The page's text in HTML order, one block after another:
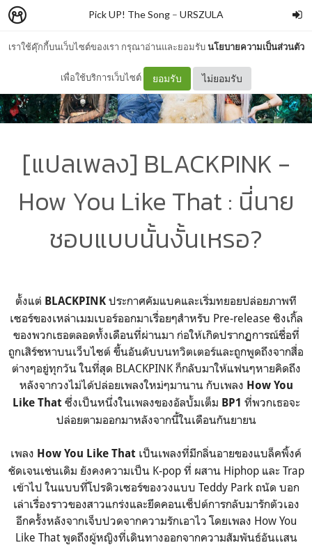
เราใช้คุ๊กกี้บนเว็บไซต์ของเรา กรุณาอ่านและยอมรับนโยบายความเป็นส่วนตัว
เพื่อใช้บริการเว็บไซต์ ยอมรับ ไม่ยอมรับ
Pick UP! The Song – URSZULA
[แปลเพลง] BLACKPINK -
How You Like That : นี่นาย
ชอบแบบนั้นงั้นเหรอ?
ตั้งแต่ BLACKPINK ประกาศคัมแบคและเริ่มทยอยปล่อยภาพที
เซอร์ของเหล่าเมมเบอร์ออกมาเรื่อยๆสำหรับ Pre-release ซิงเกิ้ล
ของพวกเธอตลอดทั้งเดือนที่ผ่านมา ก่อให้เกิดปรากฏการณ์ชื่อที่
ถูกเสิร์ชหาบนเว็บไซต์ ขึ้นอันดับบนทวิตเตอร์และถูกพูดถึงจากสื่อ
ต่างๆอยู่ทุกวัน ในที่สุด BLACKPINK ก็กลับมาให้แฟนๆหายคิดถึง
หลังจากวงไม่ได้ปล่อยเพลงใหม่ๆมานาน กับเพลง How You
Like Thatซึ่งเป็นหนึ่งในเพลงของอัลบั้มเต็ม BP1 ที่พวกเธอจะ
ปล่อยตามออกมาหลังจากนี้ในเดือนกันยายน
เพลง How You Like That เป็นเพลงที่มีกลิ่นอายของแบล็คพิ้งค์
ชัดเจนเช่นเดิม ยังคงความเป็น K-pop ที่ ผสาน Hiphop และ Trap
เข้าไป ในแบบที่โปรดิวเซอร์ของวงแบบ Teddy Park ถนัด บอก
เล่าเรื่องราวของสาวแกร่งและยึดคอนเซ็ปต์การกลับมารักตัวเอง
อีกครั้งหลังจากเจ็บปวดจากความรักเอาไว โดยเพลง How You
Like That พูดถึงผู้หญิงที่เดินทางออกจากความสัมพันธ์อันเเสน